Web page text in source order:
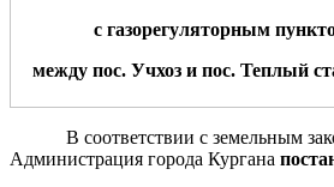
с газорегуляторным
между пос. Учхоз и пос. Теплый
В соответствии с земельным
Администрация города Кургана